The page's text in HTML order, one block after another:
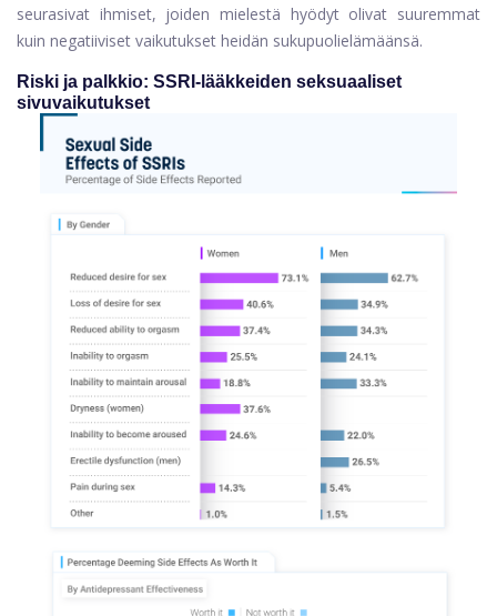
seurasivat ihmiset, joiden mielestä hyödyt olivat suuremmat
kuin negatiiviset vaikutukset heidän sukupuolielämäänsä.
Riski ja palkkio: SSRI-lääkkeiden seksuaaliset
sivuvaikutukset